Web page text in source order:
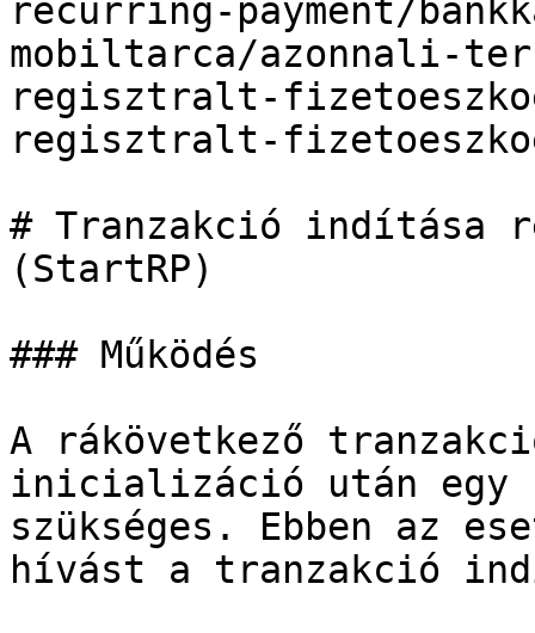
recurring-payment/
mobiltarca/azonnali-
regisztralt-
regisztralt-
# Tranzakció indítása
(StartRP)
### Működés
A rákövetkező
inicializáció után egy
szükséges. Ebben az
hívást a tranzakció